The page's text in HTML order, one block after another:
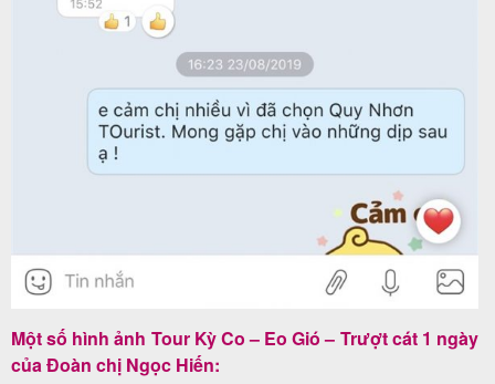
hệ
Một số hình ảnh Tour Kỳ Co – Eo Gió – Trượt cát 1 ngày
của Đoàn chị Ngọc Hiến: